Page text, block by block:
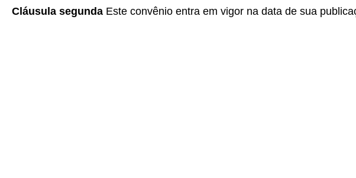
Cláusula segunda Este convênio entra em vigor na data de sua